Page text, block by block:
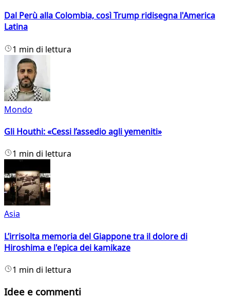
Dal Perù alla Colombia, così Trump ridisegna l'America
Latina
1 min di lettura
Mondo
Gli Houthi: «Cessi l’assedio agli yemeniti»
1 min di lettura
Asia
L’irrisolta memoria del Giappone tra il dolore di
Hiroshima e l'epica dei kamikaze
1 min di lettura
Idee e commenti